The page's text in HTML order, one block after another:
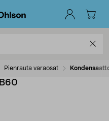
Pienrauta varaosat